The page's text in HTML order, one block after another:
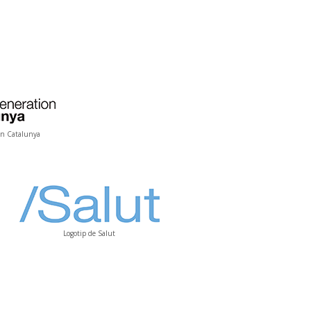
Catalunya
Logotip de Salut